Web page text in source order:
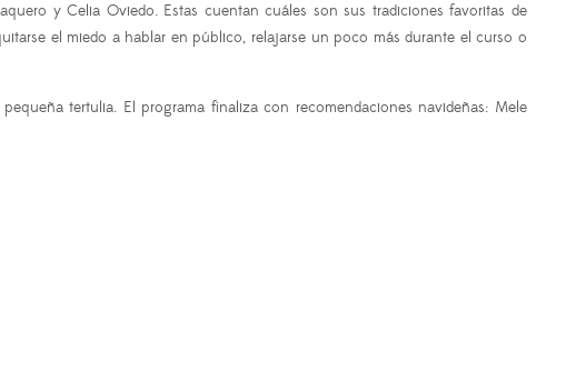
y Celia Oviedo. Estas cuentan cuáles son sus tradiciones favoritas de
el miedo a hablar en público, relajarse un poco más durante el curso o
tertulia. El programa finaliza con recomendaciones navideñas: Mele